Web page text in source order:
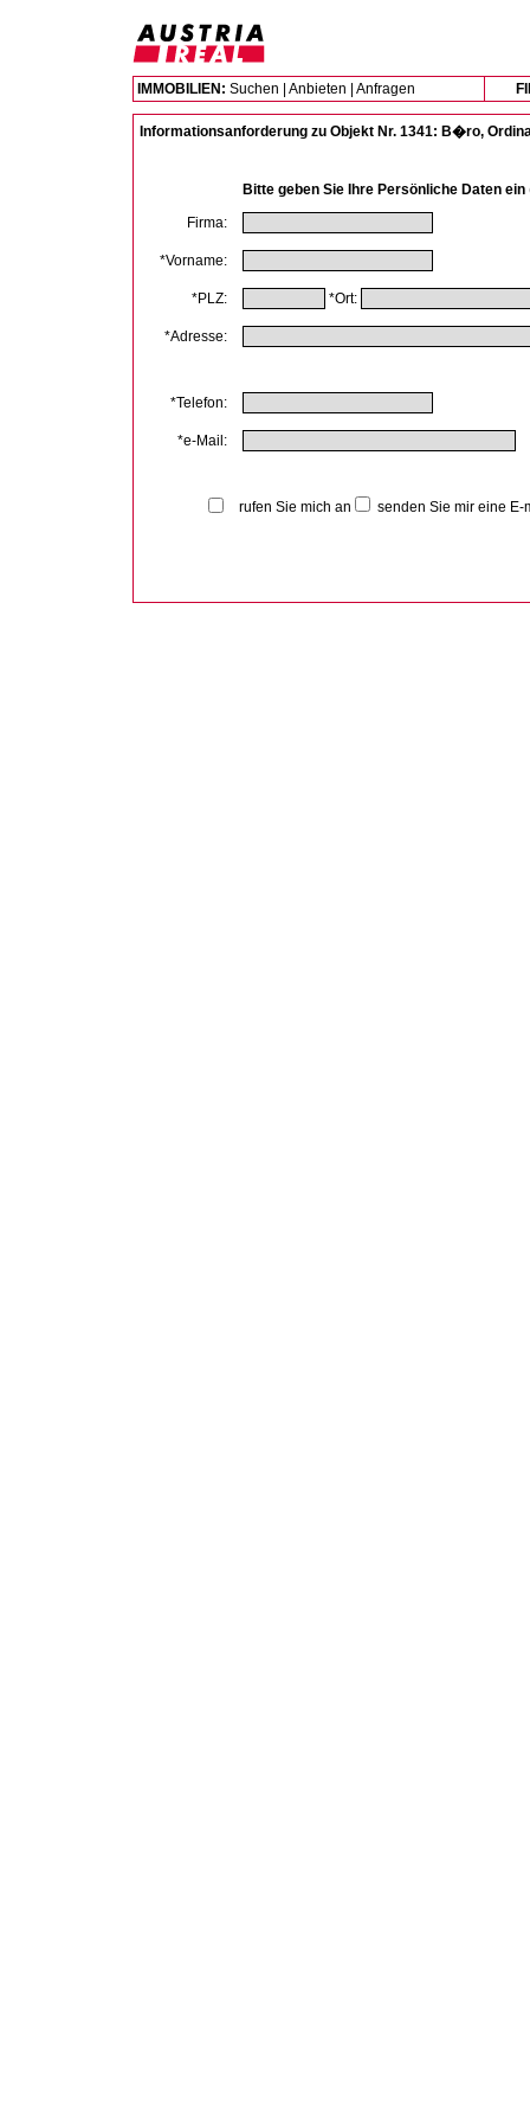
IMMOBILIEN: Suchen Anbieten Anfragen
Informationsanforderung zu Objekt Nr. 1341: B�ro,
Bitte geben Sie Ihre Persönliche Daten ein
Firma:
*Vorname:
*PLZ: *Ort:
*Adresse:
*Telefon:
*e-Mail:
rufen Sie mich an senden Sie mir eine